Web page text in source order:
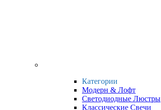
Категории
Модерн & Лофт
Светодиодные Люстры
Классические Свечи